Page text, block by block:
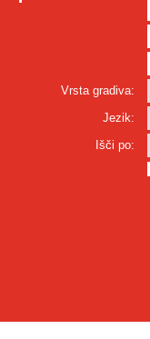
Vrsta gradiva:
Jezik:
Išči po: